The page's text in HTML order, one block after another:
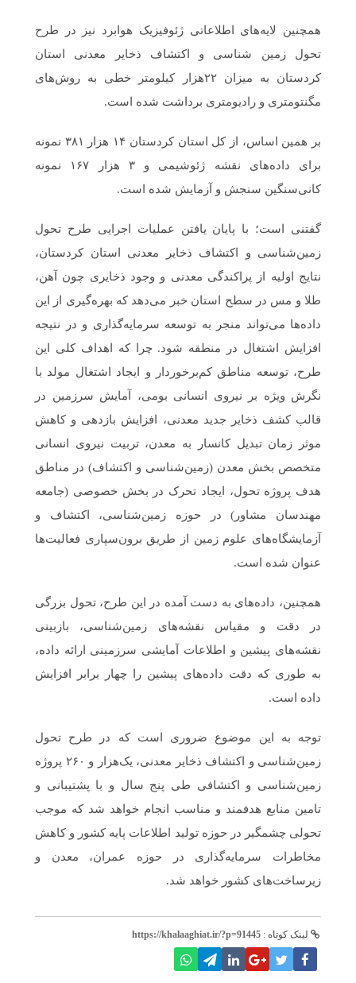
همچنین لایه‌های اطلاعاتی ژئوفیزیک هوابرد نیز در طرح
تحول زمین شناسی و اکتشاف ذخایر معدنی استان
کردستان به میزان ۲۲هزار کیلومتر خطی به روش‌های
مگنتومتری و رادیومتری برداشت شده است.
بر همین اساس، از کل استان کردستان ۱۴ هزار ۳۸۱ نمونه
برای داده‌های نقشه ژئوشیمی و ۳ هزار ۱۶۷ نمونه
کانی‌سنگین سنجش و آزمایش شده است.
گفتنی است؛ با پایان یافتن عملیات اجرایی طرح تحول
زمین‌شناسی و اکتشاف ذخایر معدنی استان کردستان،
نتایج اولیه از پراکندگی معدنی و وجود ذخایری چون آهن،
طلا و مس در سطح استان خبر می‌دهد که بهره‌گیری از این
داده‌ها می‌تواند منجر به توسعه سرمایه‌گذاری و در نتیجه
افزایش اشتغال در منطقه شود. چرا که اهداف کلی این
طرح، توسعه مناطق کم‌برخوردار و ایجاد اشتغال مولد با
نگرش ویژه بر نیروی انسانی بومی، آمایش سرزمین در
قالب کشف ذخایر جدید معدنی، افزایش بازدهی و کاهش
موثر زمان تبدیل کانسار به معدن، تربیت نیروی انسانی
متخصص بخش معدن (زمین‌شناسی و اکتشاف) در مناطق
هدف پروژه تحول، ایجاد تحرک در بخش خصوصی (جامعه
مهندسان مشاور) در حوزه زمین‌شناسی، اکتشاف و
آزمایشگاه‌های علوم زمین از طریق برون‌سپاری فعالیت‌ها
عنوان شده است.
همچنین، داده‌های به دست آمده در این طرح، تحول بزرگی
در دقت و مقیاس نقشه‌های زمین‌شناسی، بازبینی
نقشه‌های پیشین و اطلاعات آمایشی سرزمینی ارائه داده،
به طوری که دقت داده‌های پیشین را چهار برابر افزایش
داده است.
توجه به این موضوع ضروری است که در طرح تحول
زمین‌شناسی و اکتشاف ذخایر معدنی، یک‌هزار و ۲۶۰ پروژه
زمین‌شناسی و اکتشافی طی پنج سال و با پشتیبانی و
تامین منابع هدفمند و مناسب انجام خواهد شد که موجب
تحولی چشمگیر در حوزه تولید اطلاعات پایه کشور و کاهش
مخاطرات سرمایه‌گذاری در حوزه عمران، معدن و
زیرساخت‌های کشور خواهد شد.
لینک کوتاه : https://khalaaghiat.ir/?p=91445